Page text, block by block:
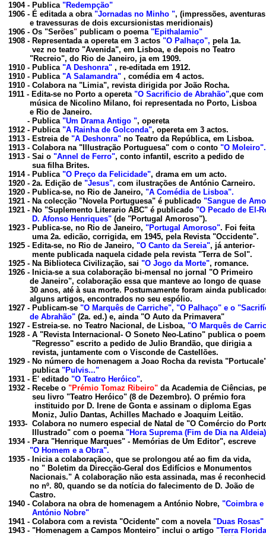
1904 - Publica "Redempção"
1906 - É editada a obra "Jornadas no Minho ", (impressões, aventuras
         e travessuras de dois excursionistas meridionais)
1906 - Os "Serões" publicam o poema "Epithalamio"
1908 - Representada a opereta em 3 actos "O Palhaço", pela 1a.
          vez no teatro "Avenida", em Lisboa, e depois no Teatro
         "Recreio", do Rio de Janeiro, ja em 1909.
1910 - Publica "A Deshonra" , re-editada em 1912.
1910 - Publica "A Salamandra" , comédia em 4 actos.
1910 - Colabora na "Limia", revista dirigida por João Rocha.
1911 - Edita-se no Porto a opereta "O Sacrificio de Abrahão",que com
         música de Nicolino Milano, foi representada no Porto, Lisboa
         e Rio de Janeiro.
        - Publica
"Um Drama Antigo ", opereta
1912 - Publica "A Rainha de Golconda", opereta em 3 actos.
1913 - Estreia de "A Deshonra" no Teatro da República, em Lisboa.
1913 - Colabora na "Illustração Portuguesa" com o conto "O Moleiro".
1913 - Sai o "Annel de Ferro", conto infantil, escrito a pedido de
          sua filha Brites.
1914 - Publica "O Preço da Felicidade", drama em um acto.
1920 - 2a. Edição de "Jesus", com ilustrações de António Carneiro.
1920 - Publica-se, no Rio de Janeiro, "A Comédia de Lisboa".
1921 - Na colecção "Novela Portuguesa" é publicado "Sangue de
1921 - No "Suplemento Literario ABC" é publicado "O Pecado de El-
D. Afonso Henriques" (de "Portugal Amoroso").
1923 - Publica-se, no Rio de Janeiro, "Portugal Amoroso". Foi feita
          uma 2a. edicão, corrigida, em 1945, pela Revista "Occidente".
1925 - Edita-se, no Rio de Janeiro, "O Canto da Sereia", já anterior-
          mente publicada naquela cidade pela revista "Terra de Sol".
1925 - Na Biblioteca Civilização, sai "O Jogo da Morte", romance.
1926 - Inicia-se a sua colaboração bi-mensal no jornal "O Primeiro
         de Janeiro", colaboração essa que manteve ao longo de quas
e
30 anos, até à sua morte. Postumamente foram ainda
         alguns artigos, encontrados no seu espólio.
1927 - Publicam-se "O Marquês de Carriche", "O Palhaço" e o
de Abrahão" (2a. ed.) e, ainda "O Auto da Primavera"
1927 - Estreia-se. no Teatro Nacional, de Lisboa, "O Marquês de
1928 - A "Revista Internacional- O Soneto Neo-Latino" publica o
          "Regresso" escrito a pedido de Julio Brandão, que dirigia a
          revista, juntamente com o Visconde de Castellões.
1929 - No número de homenagem a Joao Rocha da revista
          publica
"Pulvis..."
1931 - E' editado "O Teatro Heróico".
1932 - Recebe o "Prémio Tomaz Ribeiro" da Academia de Ciências,
          seu livro "Teatro Heróico" (8 de Dezembro). O prémio fora
           instituido por D. Irene de Gonta e assinam o diploma Egas
          Moniz, Julio Dantas, Achilles Machado e Joaquim Leitão.
1933-  Colabora no numero especial de Natal de "O Comércio do
  Illustrado" com
o poema "Hora Suprema (Fim de Dia na
1934 - Para "Henrique Marques" - Memórias de Um Editor", escreve
"O Homem e a Obra".
1935 - Inicia a colaboraçãoo, que se prolongou até ao fim da vida,
no " Boletim da Direcção-Geral dos Edifícios e Monumentos
         Nacionais." A cola
boração não esta assinada, mas é
         no nº. 80, quando se da notícia do falecimento de D. João de
         Castro.
1940 - Colabora na obra de homenagem a António Nobre, "Coimbra e
António Nobre"
1941 - Colabora com a revista "Ocidente" com a novela "Duas Rosas"
1943 - "Homenagem a Campos Monteiro" inclui o artigo "Terra